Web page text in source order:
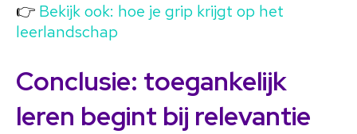
👉 Bekijk ook: hoe je grip krijgt op het
leerlandschap
Conclusie: toegankelijk
leren begint bij relevantie